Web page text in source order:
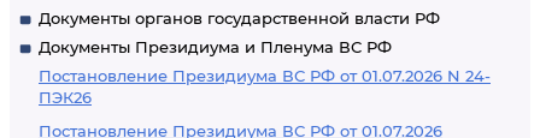
Документы органов государственной власти РФ
Документы Президиума и Пленума ВС РФ
Постановление Президиума ВС РФ от 01.07.2026 N 24-
ПЭК26
Постановление Президиума ВС РФ от 01.07.2026